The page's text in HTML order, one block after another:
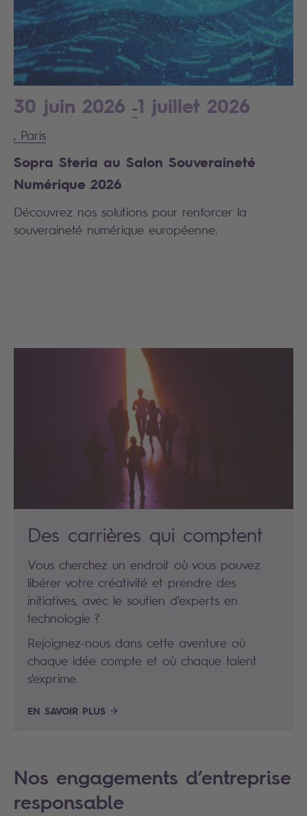
30 juin 2026 -1 juillet 2026
, Paris
Sopra Steria au Salon Souveraineté
Numérique 2026
Découvrez nos solutions pour renforcer la
souveraineté numérique européenne.
Des carrières qui comptent
Vous cherchez un endroit où vous pouvez
libérer votre créativité et prendre des
initiatives, avec le soutien d'experts en
technologie ?
Rejoignez-nous dans cette aventure où
chaque idée compte et où chaque talent
s'exprime.
EN SAVOIR PLUS
Nos engagements d’entreprise
responsable